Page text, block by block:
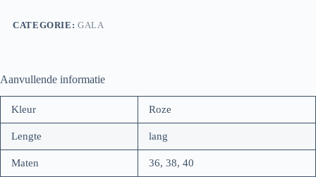
CATEGORIE:GALA
Aanvullende informatie
Kleur Roze
Lengte lang
Maten 36, 38, 40